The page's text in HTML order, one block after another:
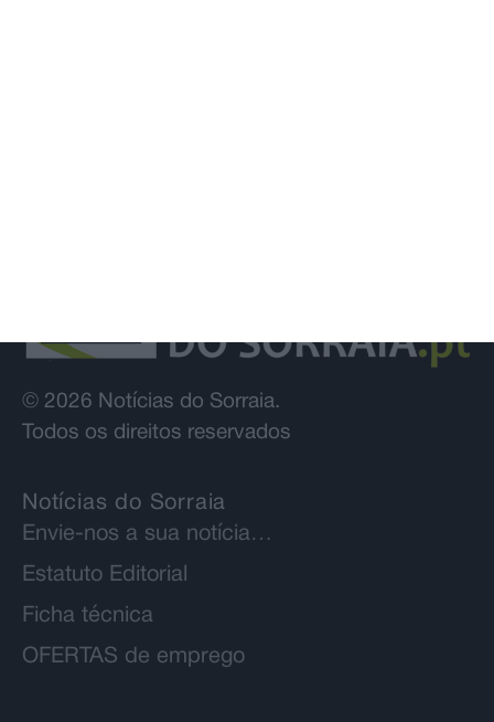
© 2026 Notícias do Sorraia.
Todos os direitos reservados
Notícias do Sorraia
Envie-nos a sua notícia…
Estatuto Editorial
Ficha técnica
OFERTAS de emprego